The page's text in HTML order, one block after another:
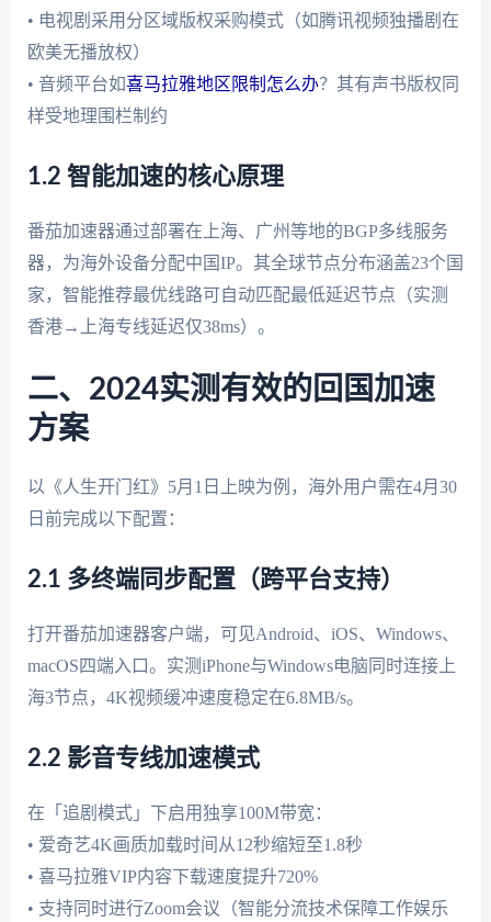
• 电视剧采用分区域版权采购模式（如腾讯视频独播剧在
欧美无播放权）
• 音频平台如喜马拉雅地区限制怎么办？其有声书版权同
样受地理围栏制约
1.2 智能加速的核心原理
番茄加速器通过部署在上海、广州等地的BGP多线服务
器，为海外设备分配中国IP。其全球节点分布涵盖23个国
家，智能推荐最优线路可自动匹配最低延迟节点（实测
香港→上海专线延迟仅38ms）。
二、2024实测有效的回国加速
方案
以《人生开门红》5月1日上映为例，海外用户需在4月30
日前完成以下配置：
2.1 多终端同步配置（跨平台支持）
打开番茄加速器客户端，可见Android、iOS、Windows、
macOS四端入口。实测iPhone与Windows电脑同时连接上
海3节点，4K视频缓冲速度稳定在6.8MB/s。
2.2 影音专线加速模式
在「追剧模式」下启用独享100M带宽：
• 爱奇艺4K画质加载时间从12秒缩短至1.8秒
• 喜马拉雅VIP内容下载速度提升720%
• 支持同时进行Zoom会议（智能分流技术保障工作娱乐